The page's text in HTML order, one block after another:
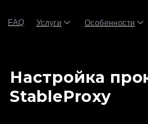
FAQ Услуги Особенности
Настройка
StableProxy